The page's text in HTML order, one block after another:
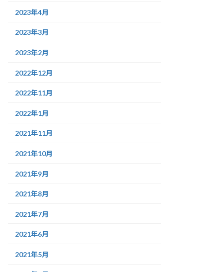
2023年4月
2023年3月
2023年2月
2022年12月
2022年11月
2022年1月
2021年11月
2021年10月
2021年9月
2021年8月
2021年7月
2021年6月
2021年5月